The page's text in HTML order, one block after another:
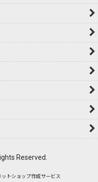
Reserved.
ットショップ作成サービス